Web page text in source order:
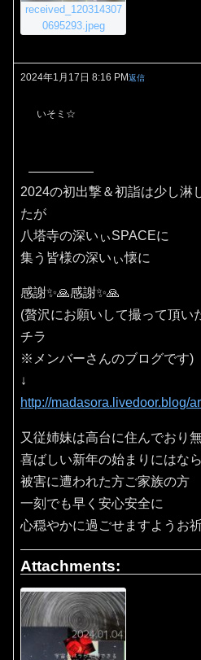
received_120314307
0695293.jpeg
2024年1月17日 8:16 PM返信
いそミ☆
2024の初出撃＆初詣は少し淋
たが
八塔寺の深いぃSPACEに
集う皆様の深いぃ懐に
感謝✨🙏感謝✨🙏
(贅沢にお願いして撮って頂い
チラ
※メンバーさんのブログです)
↓
http://madasora.livedoor.blog/
又従姉妹は高台に住んでおり
喜ばしい新年の始まりにはな
被害に遭われた方ご家族の方
一刻でも早く安心安全に
心穏やかに過ごせますようお
Attachments: